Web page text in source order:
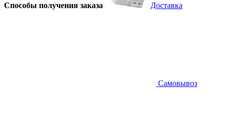
Способы получения заказа Доставка
Самовывоз